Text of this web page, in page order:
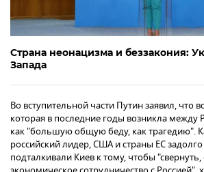
Страна неонацизма и беззакония:
Запада
Во вступительной части Путин заявил, что
которая в последние годы возникла между
как "большую общую беду, как трагедию".
российский лидер, США и страны ЕС задолго
подталкивали Киев к тому, чтобы